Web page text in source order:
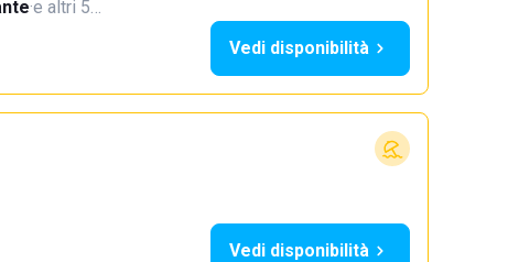
·e altri 5…
Vedi disponibilità
Vedi disponibilità